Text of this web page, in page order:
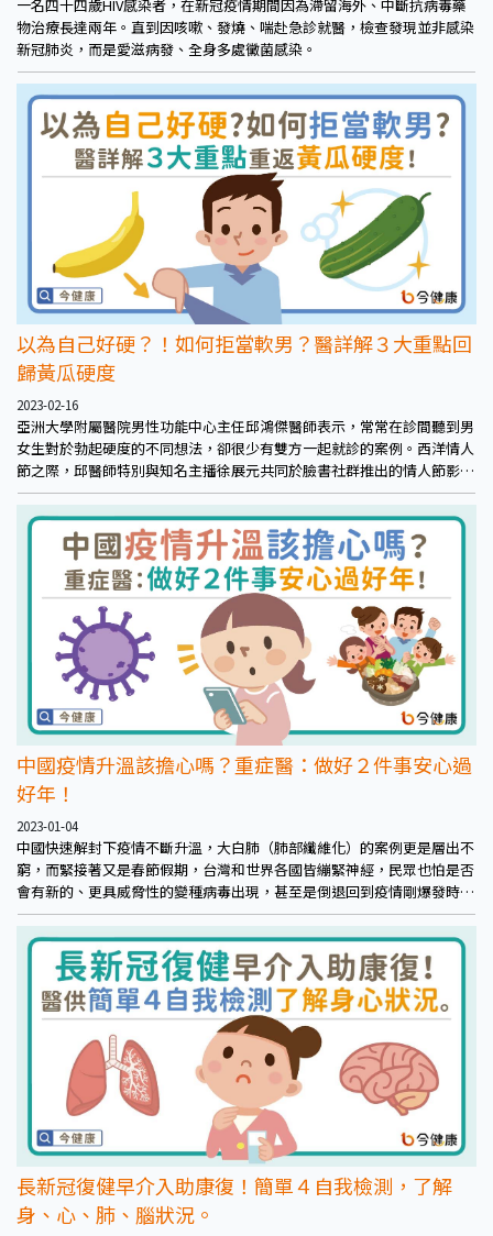
一名四十四歲HIV感染者，在新冠疫情期間因為滯留海外、中斷抗病毒藥
物治療長達兩年。直到因咳嗽、發燒、喘赴急診就醫，檢查發現並非感染
新冠肺炎，而是愛滋病發、全身多處黴菌感染。
以為自己好硬？！如何拒當軟男？醫詳解３大重點回
歸黃瓜硬度
2023-02-16
亞洲大學附屬醫院男性功能中心主任邱鴻傑醫師表示，常常在診間聽到男
女生對於勃起硬度的不同想法，卻很少有雙方一起就診的案例。西洋情人
節之際，邱醫師特別與知名主播徐展元共同於臉書社群推出的情人節影片
企劃，打造「硬度生鮮四件組」，期望以此幫助兩性透過生活化的方式，
正確認識硬度分級，並實際持「硬度生鮮四件組」走訪臺北超市，突襲夫
妻／情侶對於床上運動表現的想法，沒想到卻因此驚見多位軟男慘遭伴侶
無情打臉。
中國疫情升溫該擔心嗎？重症醫：做好２件事安心過
好年！
2023-01-04
中國快速解封下疫情不斷升溫，大白肺（肺部纖維化）的案例更是層出不
窮，而緊接著又是春節假期，台灣和世界各國皆繃緊神經，民眾也怕是否
會有新的、更具威脅性的變種病毒出現，甚至是倒退回到疫情剛爆發時。
對此胸腔內科暨重症醫學黃軒醫師說明，並提醒做好2件事安心過好年。
長新冠復健早介入助康復！簡單４自我檢測，了解
身、心、肺、腦狀況。